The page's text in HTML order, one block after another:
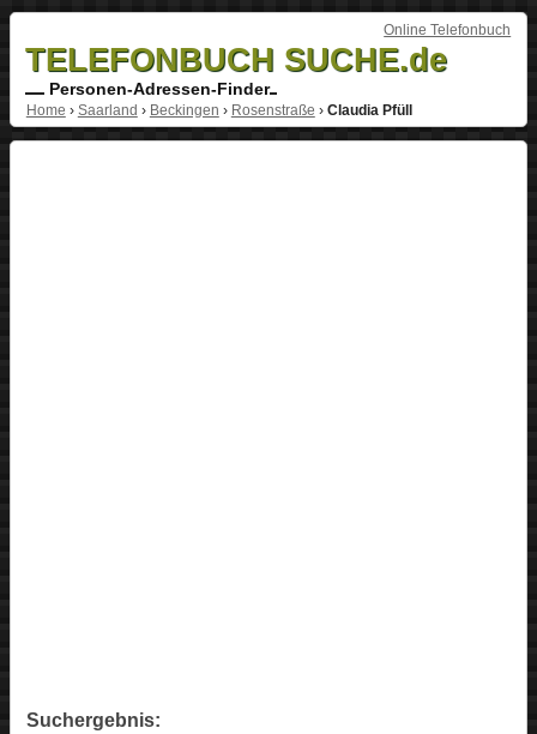
Online Telefonbuch
TELEFONBUCH SUCHE.de
Personen-Adressen-Finder
Home › Saarland › Beckingen › Rosenstraße › Claudia Pfüll
Suchergebnis: